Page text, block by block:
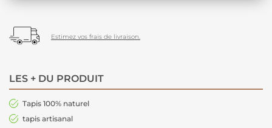
Estimez vos frais de livraison.
LES + DU PRODUIT
Tapis 100% naturel
tapis artisanal